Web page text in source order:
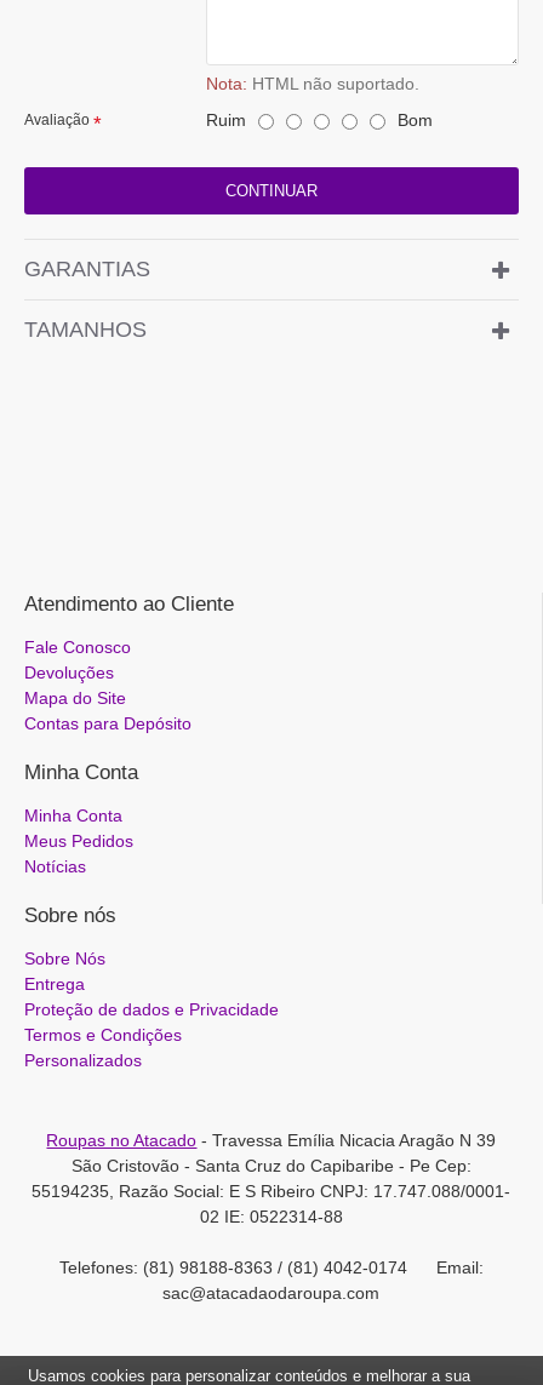
Nota: HTML não suportado.
Avaliação Ruim Bom
CONTINUAR
GARANTIAS
TAMANHOS
Atendimento ao Cliente
Fale Conosco
Devoluções
Mapa do Site
Contas para Depósito
Minha Conta
Minha Conta
Meus Pedidos
Notícias
Sobre nós
Sobre Nós
Entrega
Proteção de dados e Privacidade
Termos e Condições
Personalizados
Roupas no Atacado - Travessa Emília Nicacia Aragão N 39
São Cristovão - Santa Cruz do Capibaribe - Pe Cep:
55194235, Razão Social: E S Ribeiro CNPJ: 17.747.088/0001-
02 IE: 0522314-88
Telefones: (81) 98188-8363 / (81) 4042-0174 Email:
sac@atacadaodaroupa.com
Usamos cookies para personalizar conteúdos e melhorar a sua